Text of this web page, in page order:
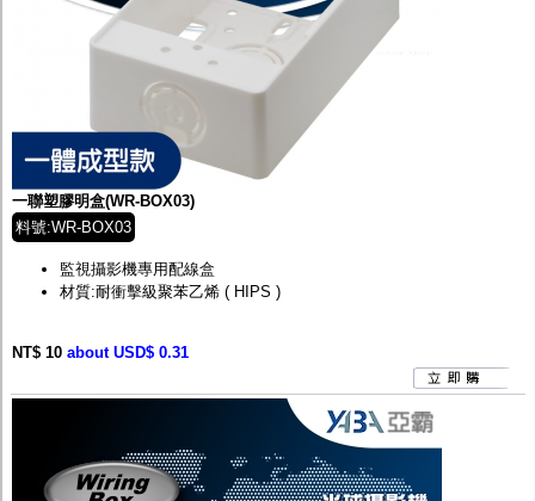
旋轉型攝影機.旋轉台
傳統高解析攝影機
多路攝影機單軸傳輸
監聽器.麥克風
網路設備
視訊轉換設備
雙絞線傳輸器
雜訊改善器
分配放大器
網路線用水晶頭
線頭.插座.延長線.HDMI線
變壓器.避雷器
行車紀錄器.車用插座配件
電腦工業機殼
一聯塑膠明盒(WR-BOX03)
料號:WR-BOX03
監視攝影機專用配線盒
材質:耐衝擊級聚苯乙烯 ( HIPS )
NT$ 10 about USD$ 0.31